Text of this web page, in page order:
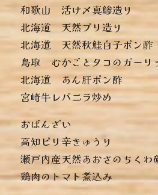
︎和歌山 活け〆真鯵造り
︎北海道 天然ブリ造り
︎北海道 天然秋鮭白子ポン酢
鳥取 むかごとタコのガーリ
︎北海道 あん肝ポン酢
︎宮崎牛レバニラ炒め
おばんざい
︎高知ピリ辛きゅうり
瀬戸内産天然あおさのちくわ
︎鶏肉のトマト煮込み